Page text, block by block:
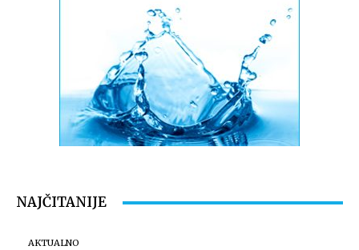
NAJČITANIJE
AKTUALNO